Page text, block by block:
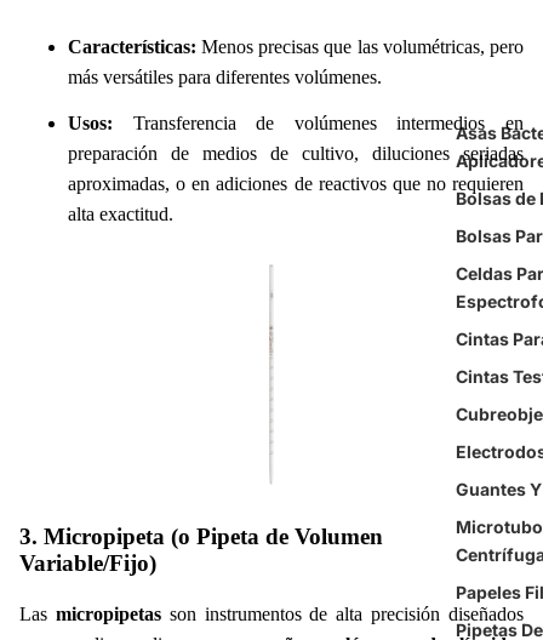
Asas
Bolsas de
Bolsas
Celdas
Cintas
Cintas
Guantes
Papeles
Pipetas
Características: Menos precisas que las volumétricas, pero
más versátiles para diferentes volúmenes.
Usos: Transferencia de volúmenes intermedios en
preparación de medios de cultivo, diluciones seriadas
aproximadas, o en adiciones de reactivos que no requieren
alta exactitud.
3. Micropipeta (o Pipeta de Volumen
Variable/Fijo)
Las micropipetasson instrumentos de alta precisión diseñados